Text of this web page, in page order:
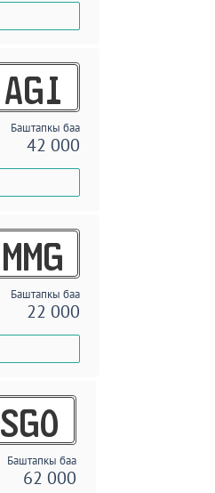
AGI
Баштапкы баа
42 000
MMG
Баштапкы баа
22 000
SGO
Баштапкы баа
62 000